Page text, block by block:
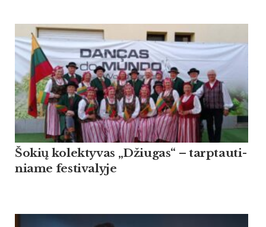
Šo­kių ko­lek­ty­vas „Džiu­gas“ – tarp­tau­ti­
nia­me fes­ti­va­ly­je